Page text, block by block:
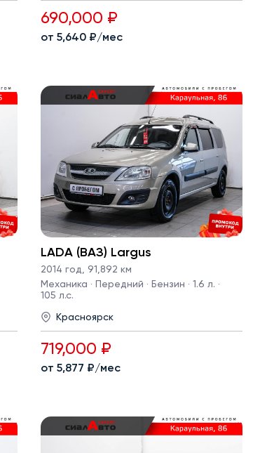
690,000 ₽
от 5,640 ₽/мес
LADA (ВАЗ) Largus
2014 год, 91,892 км
Механика · Передний · Бензин · 1.6 л. ·
105 л.с.
Красноярск
719,000 ₽
от 5,877 ₽/мес